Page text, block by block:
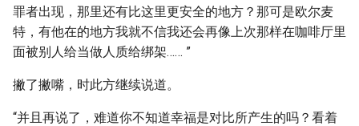
罪者出现，那里还有比这里更安全的地方？那可是欧尔麦
特，有他在的地方我就不信我还会再像上次那样在咖啡厅里
面被别人给当做人质给绑架…… ”
撇了撇嘴，时此方继续说道。
“并且再说了，难道你不知道幸福是对比所产生的吗？看着